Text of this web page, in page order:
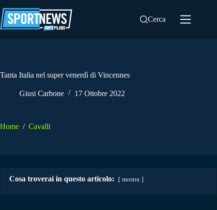
al
contenuto
Cerca
Tanta Italia nel super venerdì di Vincennes
Giusi Carbone 17 Ottobre 2022
Home / Cavalli
Cosa troverai in questo articolo: mostra